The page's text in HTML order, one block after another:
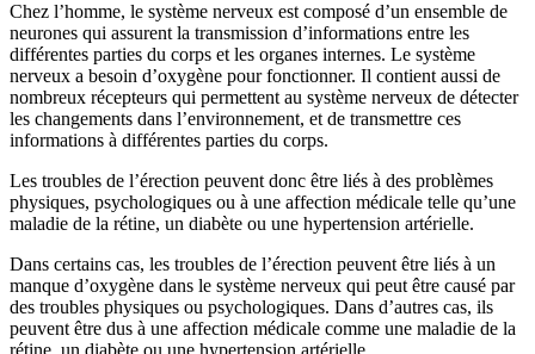
Chez l’homme, le système nerveux est composé d’un ensemble de
neurones qui assurent la transmission d’informations entre les
différentes parties du corps et les organes internes. Le système
nerveux a besoin d’oxygène pour fonctionner. Il contient aussi de
nombreux récepteurs qui permettent au système nerveux de détecter
les changements dans l’environnement, et de transmettre ces
informations à différentes parties du corps.
Les troubles de l’érection peuvent donc être liés à des problèmes
physiques, psychologiques ou à une affection médicale telle qu’une
maladie de la rétine, un diabète ou une hypertension artérielle.
Dans certains cas, les troubles de l’érection peuvent être liés à un
manque d’oxygène dans le système nerveux qui peut être causé par
des troubles physiques ou psychologiques. Dans d’autres cas, ils
peuvent être dus à une affection médicale comme une maladie de la